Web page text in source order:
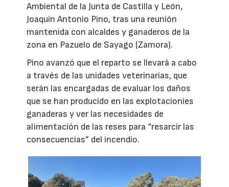
Ambiental de la Junta de Castilla y León,
Joaquín Antonio Pino, tras una reunión
mantenida con alcaldes y ganaderos de la
zona en Pazuelo de Sayago (Zamora).
Pino avanzó que el reparto se llevará a cabo
a través de las unidades veterinarias, que
serán las encargadas de evaluar los daños
que se han producido en las explotacionies
ganaderas y ver las necesidades de
alimentación de las reses para “resarcir las
consecuencias” del incendio.